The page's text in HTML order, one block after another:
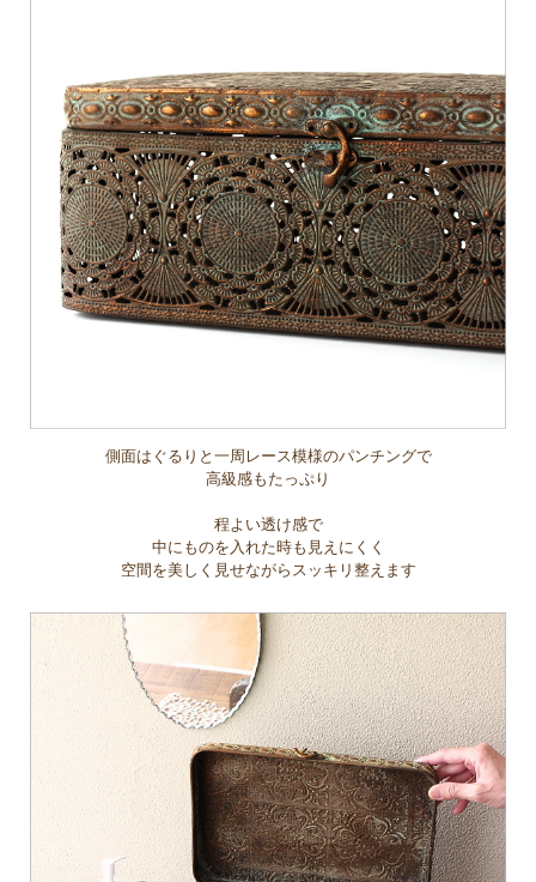
側面はぐるりと一周レース模様のパンチングで
高級感もたっぷり
程よい透け感で
中にものを入れた時も見えにくく
空間を美しく見せながらスッキリ整えます